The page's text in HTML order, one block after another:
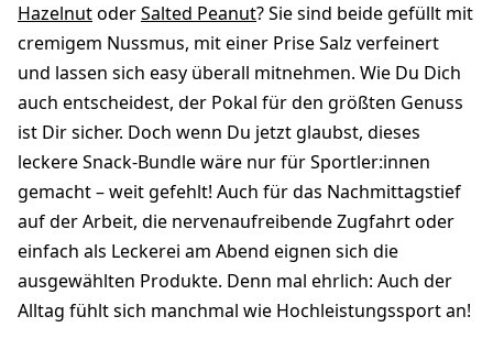
HazelnutoderSalted Peanut? Sie sind beide gefüllt mit
cremigem Nussmus, mit einer Prise Salz verfeinert
und lassen sich easy überall mitnehmen. Wie Du Dich
auch entscheidest, der Pokal für den größten Genuss
ist Dir sicher. Doch wenn Du jetzt glaubst, dieses
leckere Snack-Bundle wäre nur für Sportler:innen
gemacht – weit gefehlt! Auch für das Nachmittagstief
auf der Arbeit, die nervenaufreibende Zugfahrt oder
einfach als Leckerei am Abend eignen sich die
ausgewählten Produkte. Denn mal ehrlich: Auch der
Alltag fühlt sich manchmal wie Hochleistungssport an!